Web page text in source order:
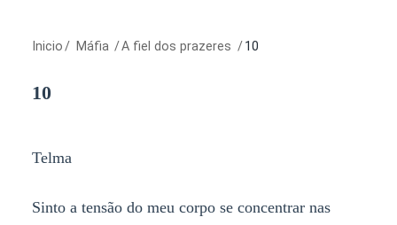
Inicio / Máfia /A fiel dos prazeres / 10
10
Telma
Sinto a tensão do meu corpo se concentrar nas